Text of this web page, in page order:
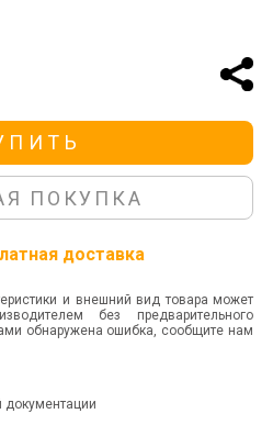
ПОКУПКА
доставка
и внешний вид товара может
без предварительного
обнаружена ошибка, сообщите нам
документации